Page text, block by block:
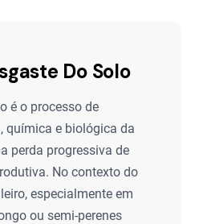
Do Solo
é o processo de
química e biológica da
perda progressiva de
No contexto do
especialmente em
ou semi-perenes